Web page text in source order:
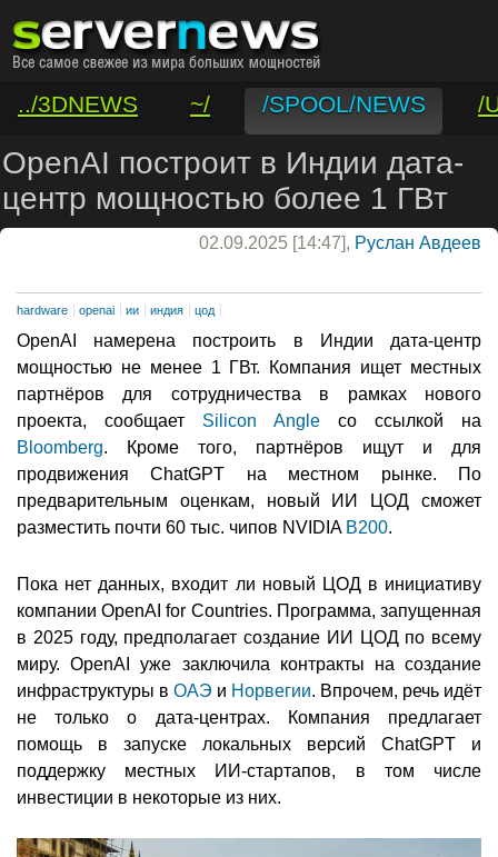
../3DNEWS ~/ /SPOOL/NEWS
/
/VAR/CONTACT
OpenAI построит в Индии дата-
центр мощностью более 1 ГВт
02.09.2025 [14:47], Руслан Авдеев
hardware openai ии индия цод
OpenAI намерена построить в Индии дата-центр
мощностью не менее 1 ГВт. Компания ищет местных
партнёров для сотрудничества в рамках нового
проекта, сообщает Silicon Angle со ссылкой на
Bloomberg. Кроме того, партнёров ищут и для
продвижения ChatGPT на местном рынке. По
предварительным оценкам, новый ИИ ЦОД сможет
разместить почти 60 тыс. чипов NVIDIA B200.
Пока нет данных, входит ли новый ЦОД в инициативу
компании OpenAI for Countries. Программа, запущенная
в 2025 году, предполагает создание ИИ ЦОД по всему
миру. OpenAI уже заключила контракты на создание
инфраструктуры в ОАЭ и Норвегии. Впрочем, речь идёт
не только о дата-центрах. Компания предлагает
помощь в запуске локальных версий ChatGPT и
поддержку местных ИИ-стартапов, в том числе
инвестиции в некоторые из них.